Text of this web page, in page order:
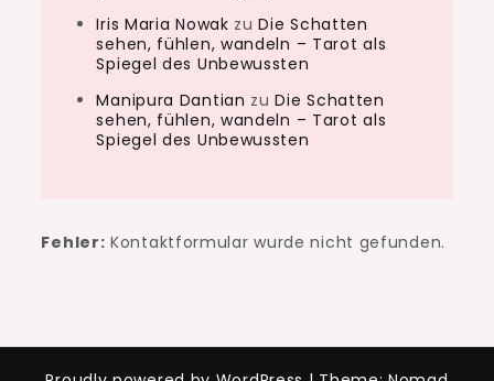
Iris Maria Nowak zuDie Schatten
sehen, fühlen, wandeln – Tarot als
Spiegel des Unbewussten
Manipura Dantian zuDie Schatten
sehen, fühlen, wandeln – Tarot als
Spiegel des Unbewussten
Fehler: Kontaktformular wurde nicht gefunden.